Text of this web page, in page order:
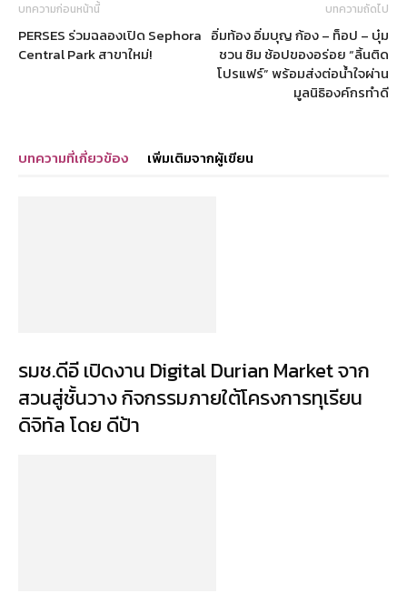
บทความก่อนหน้านี้
PERSES ร่วมฉลองเปิด Sephora
Central Park สาขาใหม่!
บทความถัดไป
อิ่มท้อง อิ่มบุญ ก้อง – ท็อป – บุ๋ม
ชวน ชิม ช้อปของอร่อย “ลิ้นติด
โปรแฟร์” พร้อมส่งต่อน้ำใจผ่าน
มูลนิธิองค์กรทำดี
บทความที่เกี่ยวข้อง เพิ่มเติมจากผู้เขียน
รมช.ดีอี เปิดงาน Digital Durian Market จาก
สวนสู่ชั้นวาง กิจกรรมภายใต้โครงการทุเรียน
ดิจิทัล โดย ดีป้า